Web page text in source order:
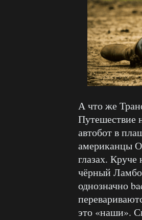
А что же
Путешествие
автобот в
американцы
глазах.
чёрный
однозначно
это «наши».